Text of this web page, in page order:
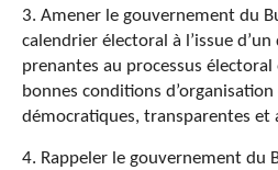
3. Amener le gouvernement du
calendrier électoral à l’issue
prenantes au processus électoral
bonnes conditions
démocratiques, transparentes et
4. Rappeler le gouvernement du